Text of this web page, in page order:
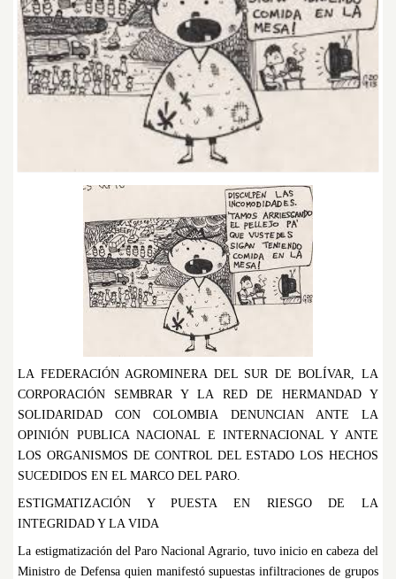
LA FEDERACIÓN AGROMINERA DEL SUR DE BOLÍVAR, LA
CORPORACIÓN SEMBRAR Y LA RED DE HERMANDAD Y
SOLIDARIDAD CON COLOMBIA DENUNCIAN ANTE LA
OPINIÓN PUBLICA NACIONAL E INTERNACIONAL Y ANTE
LOS ORGANISMOS DE CONTROL DEL ESTADO LOS HECHOS
SUCEDIDOS EN EL MARCO DEL PARO.
ESTIGMATIZACIÓN Y PUESTA EN RIESGO DE LA
INTEGRIDAD Y LA VIDA
La estigmatización del Paro Nacional Agrario, tuvo inicio en cabeza del
Ministro de Defensa quien manifestó supuestas infiltraciones de grupos